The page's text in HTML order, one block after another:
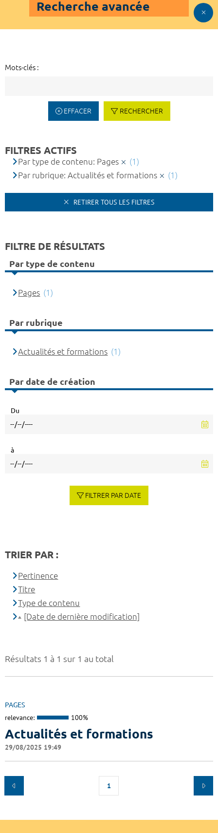
Recherche avancée
Mots-clés :
EFFACER RECHERCHER
Résultats 1 à 1 sur 1 au total
PAGES
relevance: 100%
Actualités et formations
29/08/2025 19:49
1
FILTRES ACTIFS
Par type de contenu: Pages
(1)
Par rubrique: Actualités et formations
(1)
RETIRER TOUS LES FILTRES
FILTRE DE RÉSULTATS
Par type de contenu
Pages (1)
Par rubrique
Actualités et formations (1)
Par date de création
Du
à
FILTRER PAR DATE
TRIER PAR :
Pertinence
Titre
Type de contenu
[Date de dernière modification]